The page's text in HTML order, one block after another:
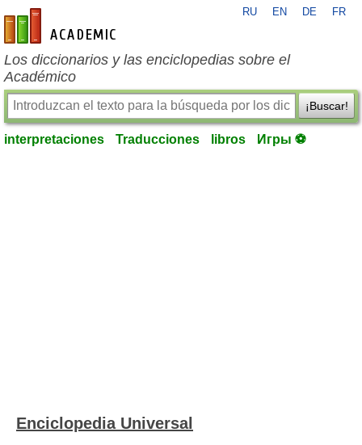
es-academic.com
RU EN DE FR
Los diccionarios y las enciclopedias sobre el
Académico
¡Buscar!
interpretaciones Traducciones libros Игры ⚽
Enciclopedia Universal